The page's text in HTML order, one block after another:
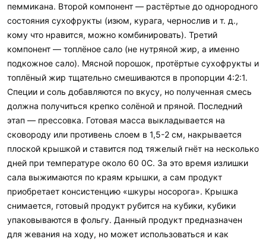
пеммикана. Второй компонент — растёртые до однородного
состояния сухофрукты (изюм, курага, чернослив и т. д.,
кому что нравится, можно комбинировать). Третий
компонент — топлёное сало (не нутряной жир, а именно
подкожное сало). Мясной порошок, протёртые сухофрукты и
топлёный жир тщательно смешиваются в пропорции 4:2:1.
Специи и соль добавляются по вкусу, но полученная смесь
должна получиться крепко солёной и пряной. Последний
этап — прессовка. Готовая масса выкладывается на
сковороду или противень слоем в 1,5-2 см, накрывается
плоской крышкой и ставится под тяжелый гнёт на несколько
дней при температуре около 60 0С. За это время излишки
сала выжимаются по краям крышки, а сам продукт
приобретает консистенцию «шкуры носорога». Крышка
снимается, готовый продукт рубится на кубики, кубики
упаковываются в фольгу. Данный продукт предназначен
для жевания на ходу, но может использоваться и как